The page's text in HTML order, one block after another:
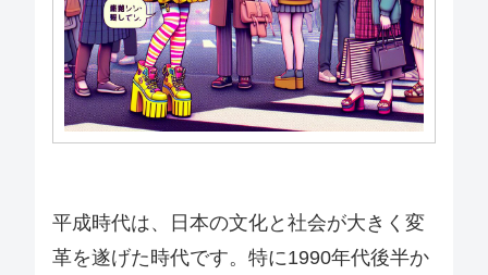
平成時代は、日本の文化と社会が大きく変
革を遂げた時代です。特に1990年代後半か